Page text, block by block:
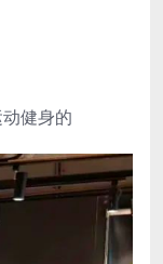
健身的